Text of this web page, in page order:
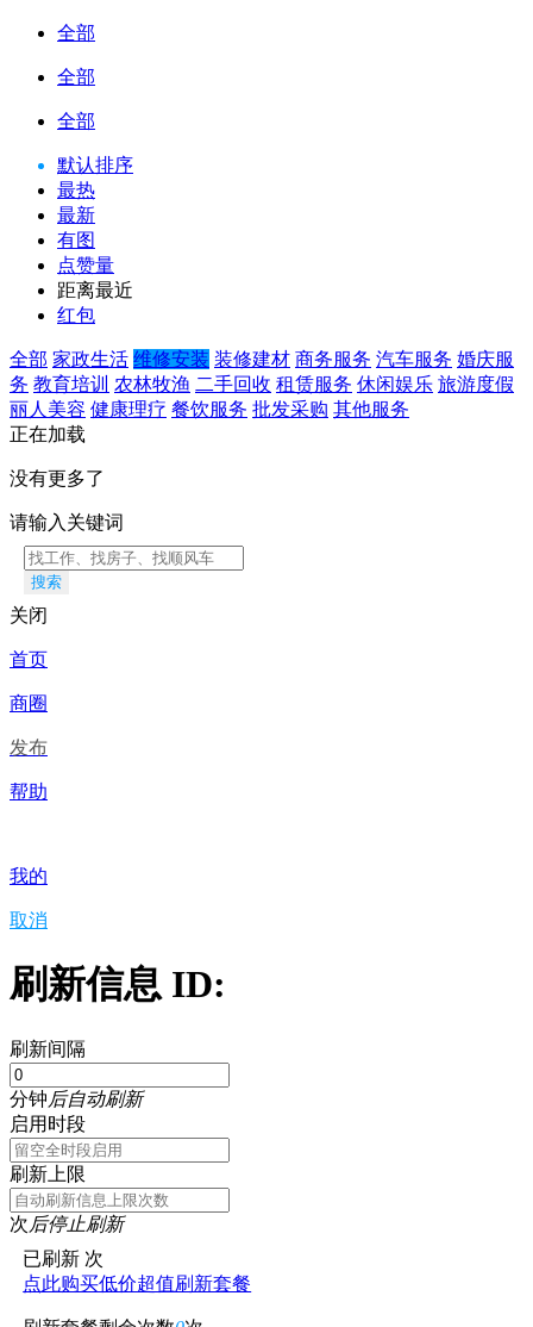
全部
全部
全部
默认排序
最热
最新
有图
点赞量
距离最近
红包
全部 家政生活 维修安装 装修建材 商务服务 汽车服务 婚庆服
务 教育培训 农林牧渔 二手回收 租赁服务 休闲娱乐 旅游度假
丽人美容 健康理疗 餐饮服务 批发采购 其他服务
正在加载
没有更多了
请输入关键词
搜索
关闭
首页
商圈
发布
帮助
我的
取消
刷新信息 ID:
刷新间隔
分钟后自动刷新
启用时段
刷新上限
次后停止刷新
已刷新 次
点此购买低价超值刷新套餐